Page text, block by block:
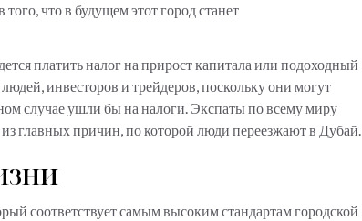
что в будущем этот город станет
платить налог на прирост капитала или подоходный
инвесторов и трейдеров, поскольку они могут
случае ушли бы на налоги. Экспаты по всему миру
главных причин, по которой люди переезжают в Дубай.
соответствует самым высоким стандартам городской